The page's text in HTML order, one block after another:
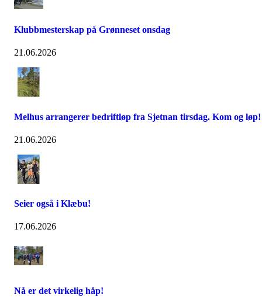
Klubbmesterskap på Grønneset onsdag
21.06.2026
Melhus arrangerer bedriftløp fra Sjetnan tirsdag. Kom og løp!
21.06.2026
Seier også i Klæbu!
17.06.2026
Nå er det virkelig håp!